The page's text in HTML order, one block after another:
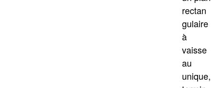
rectan
gulaire
à
vaisse
au
unique,